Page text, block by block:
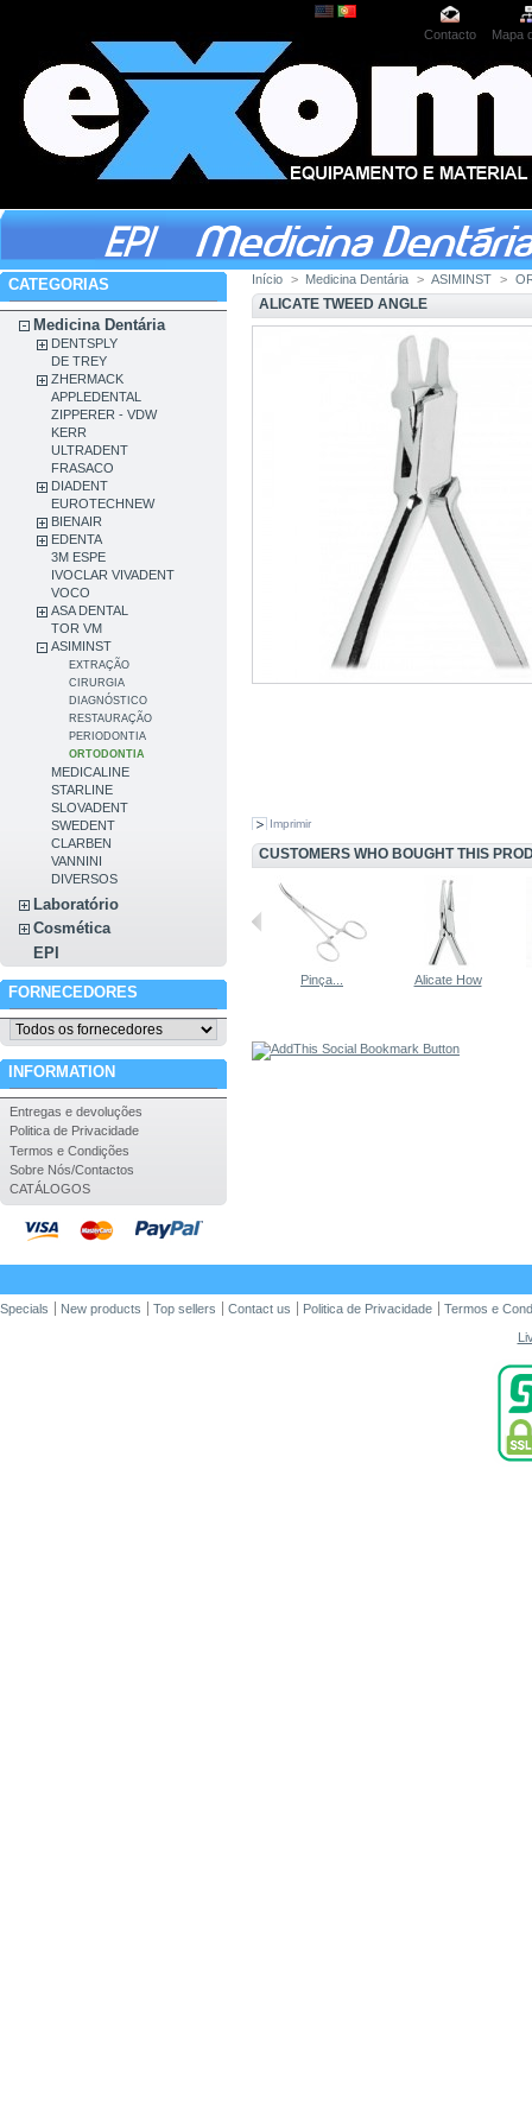
Contacto Mapa
CATEGORIAS
Medicina Dentária
DENTSPLY
DE TREY
ZHERMACK
APPLEDENTAL
ZIPPERER - VDW
KERR
ULTRADENT
FRASACO
DIADENT
EUROTECHNEW
BIENAIR
EDENTA
3M ESPE
IVOCLAR VIVADENT
VOCO
ASA DENTAL
TOR VM
ASIMINST
EXTRAÇÃO
CIRURGIA
DIAGNÓSTICO
RESTAURAÇÃO
PERIODONTIA
ORTODONTIA
MEDICALINE
STARLINE
SLOVADENT
SWEDENT
CLARBEN
VANNINI
DIVERSOS
Laboratório
Cosmética
EPI
FORNECEDORES
INFORMATION
Entregas e devoluções
Politica de Privacidade
Termos e Condições
Sobre Nós/Contactos
CATÁLOGOS
Início > Medicina Dentária > ASIMINST >
ALICATE TWEED ANGLE
Imprimir
CUSTOMERS WHO BOUGHT THIS
Alicate de... Pinça... Alicate How
Specials New products Top sellers Contact us Politica de Privacidade
Termos e